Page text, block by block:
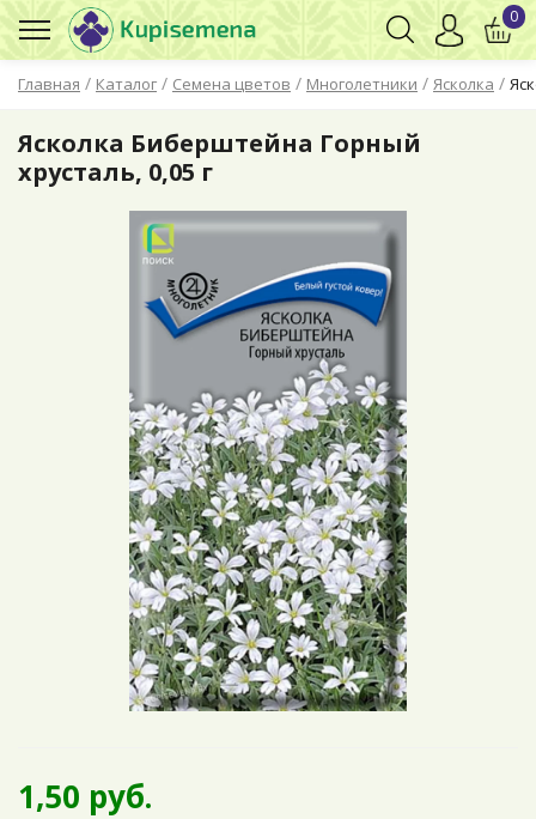
Главная / Каталог / Семена цветов / Многолетники / Ясколка /
0
Ясколка Биберштейна Горный
хрусталь, 0,05 г
1,50 руб.